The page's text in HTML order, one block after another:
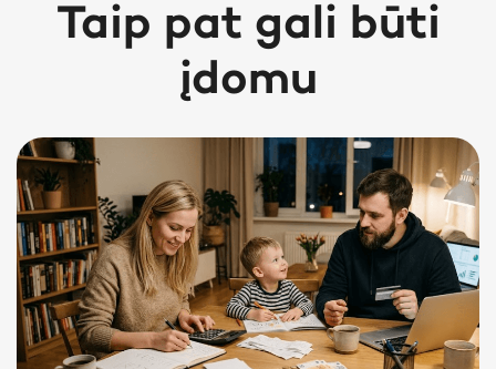
Taip pat gali būti
įdomu